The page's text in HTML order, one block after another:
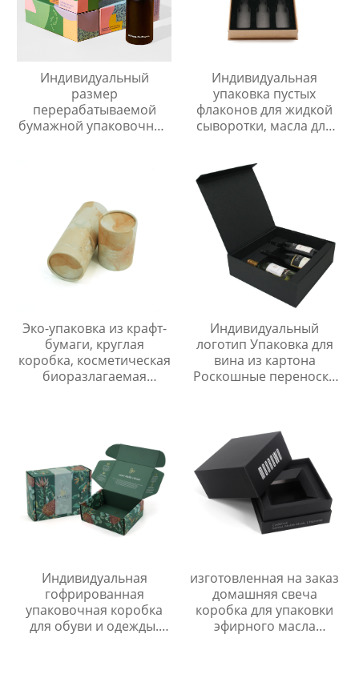
Индивидуальный
размер
перерабатываемой
бумажной упаковочной
подарочная коробка
для бизнеса
Индивидуальная
упаковка пустых
флаконов для жидкой
сыворотки, масла для
магнитным замком для
упаковки флаконов для
эфирных масел
Эко-упаковка из крафт-
бумаги, круглая
коробка, косметическая
биоразлагаемая
Индивидуальный
логотип Упаковка для
вина из картона
Роскошные переноски
магнитным замком
Индивидуальная
гофрированная
упаковочная коробка
для обуви и одежды.
изготовленная на заказ
домашняя свеча
коробка для упаковки
эфирного масла